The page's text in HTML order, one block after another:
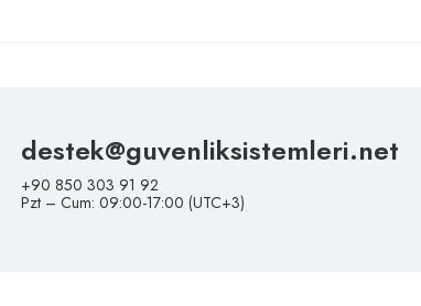
destek@guvenliksistemleri.net
+90 850 303 91 92
Pzt – Cum: 09:00-17:00 (UTC+3)